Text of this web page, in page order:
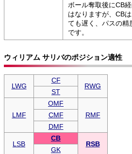
ボール奪取後にCB
はなりますが、CB
ても遅く、パスの精
です。
ウィリアム サリバのポジション適性
LWG
CF
RWG
ST
LMF
OMF
RMF
CMF
DMF
LSB
CB
RSB
GK